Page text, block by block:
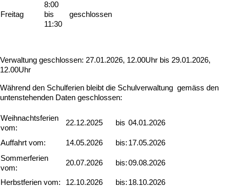
Freitag
8:00
bis
11:30
geschlossen
Verwaltung geschlossen: 27.01.2026, 12.00Uhr bis 29.01.2026,
12.00Uhr
Während den Schulferien bleibt die Schulverwaltung gemäss den
untenstehenden Daten geschlossen:
Weihnachtsferien
vom:
22.12.2025 bis 04.01.2026
Auffahrt vom: 14.05.2026 bis: 17.05.2026
Sommerferien
vom:
20.07.2026 bis:09.08.2026
Herbstferien vom: 12.10.2026 bis: 18.10.2026